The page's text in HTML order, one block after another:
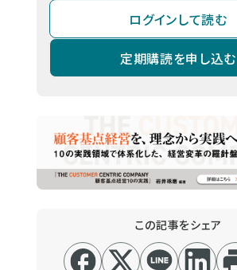
ログインして読む
定期購読を申し込む
この記事をシェア